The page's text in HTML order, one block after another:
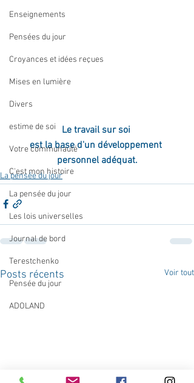
Enseignements
Pensées du jour
Croyances et idées reçues
Mises en lumière
Divers
estime de soi
Votre communauté
C'est mon histoire
La pensée du jour
Les lois universelles
Journal de bord
Terestchenko
Pensée du jour
ADOLAND
Le travail sur soi
est la base d'un développement
personnel adéquat.
La pensée du jour
Posts récents Voir tout